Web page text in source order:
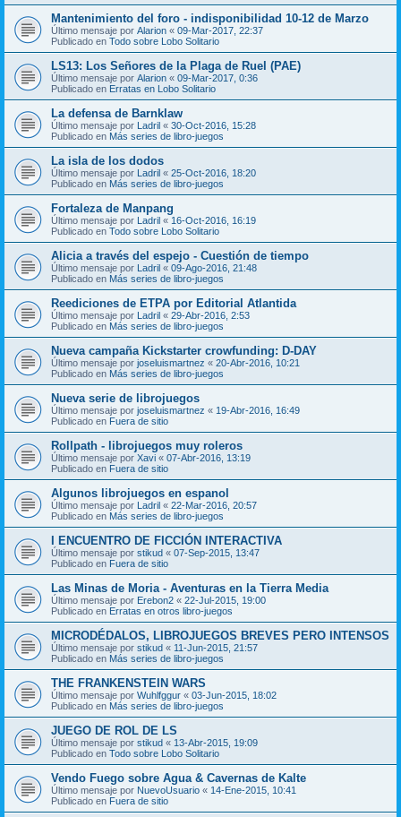
Mantenimiento del foro - indisponibilidad 10-12 de Marzo
Último mensaje por Alarion « 09-Mar-2017, 22:37
Publicado en Todo sobre Lobo Solitario
LS13: Los Señores de la Plaga de Ruel (PAE)
Último mensaje por Alarion « 09-Mar-2017, 0:36
Publicado en Erratas en Lobo Solitario
La defensa de Barnklaw
Último mensaje por Ladril « 30-Oct-2016, 15:28
Publicado en Más series de libro-juegos
La isla de los dodos
Último mensaje por Ladril « 25-Oct-2016, 18:20
Publicado en Más series de libro-juegos
Fortaleza de Manpang
Último mensaje por Ladril « 16-Oct-2016, 16:19
Publicado en Todo sobre Lobo Solitario
Alicia a través del espejo - Cuestión de tiempo
Último mensaje por Ladril « 09-Ago-2016, 21:48
Publicado en Más series de libro-juegos
Reediciones de ETPA por Editorial Atlantida
Último mensaje por Ladril « 29-Abr-2016, 2:53
Publicado en Más series de libro-juegos
Nueva campaña Kickstarter crowfunding: D-DAY
Último mensaje por joseluismartnez « 20-Abr-2016, 10:21
Publicado en Más series de libro-juegos
Nueva serie de librojuegos
Último mensaje por joseluismartnez « 19-Abr-2016, 16:49
Publicado en Fuera de sitio
Rollpath - librojuegos muy roleros
Último mensaje por Xavi « 07-Abr-2016, 13:19
Publicado en Fuera de sitio
Algunos librojuegos en espanol
Último mensaje por Ladril « 22-Mar-2016, 20:57
Publicado en Más series de libro-juegos
I ENCUENTRO DE FICCIÓN INTERACTIVA
Último mensaje por stikud « 07-Sep-2015, 13:47
Publicado en Fuera de sitio
Las Minas de Moria - Aventuras en la Tierra Media
Último mensaje por Erebon2 « 22-Jul-2015, 19:00
Publicado en Erratas en otros libro-juegos
MICRODÉDALOS, LIBROJUEGOS BREVES PERO INTENSOS
Último mensaje por stikud « 11-Jun-2015, 21:57
Publicado en Más series de libro-juegos
THE FRANKENSTEIN WARS
Último mensaje por Wuhlfggur « 03-Jun-2015, 18:02
Publicado en Más series de libro-juegos
JUEGO DE ROL DE LS
Último mensaje por stikud « 13-Abr-2015, 19:09
Publicado en Todo sobre Lobo Solitario
Vendo Fuego sobre Agua & Cavernas de Kalte
Último mensaje por NuevoUsuario « 14-Ene-2015, 10:41
Publicado en Fuera de sitio